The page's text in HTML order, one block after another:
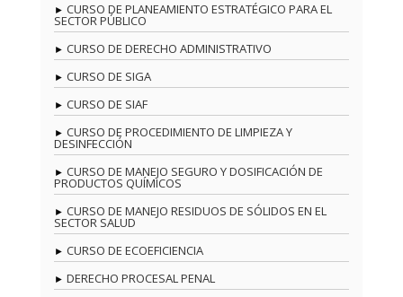
CURSO DE PLANEAMIENTO ESTRATÉGICO PARA EL
SECTOR PÚBLICO
CURSO DE DERECHO ADMINISTRATIVO
CURSO DE SIGA
CURSO DE SIAF
CURSO DE PROCEDIMIENTO DE LIMPIEZA Y
DESINFECCIÓN
CURSO DE MANEJO SEGURO Y DOSIFICACIÓN DE
PRODUCTOS QUÍMICOS
CURSO DE MANEJO RESIDUOS DE SÓLIDOS EN EL
SECTOR SALUD
CURSO DE ECOEFICIENCIA
DERECHO PROCESAL PENAL